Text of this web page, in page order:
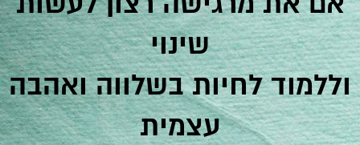
שינוי
וללמוד לחיות בשלווה ואהבה
עצמית